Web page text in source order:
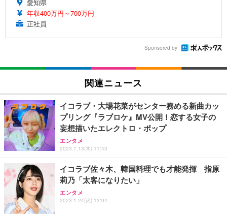
愛知県
年収400万円～700万円
正社員
Sponsored by
関連ニュース
イコラブ・大場花菜がセンター務める新曲カッ
プリング『ラブロケ』MV公開！恋する女子の
妄想描いたエレクトロ・ポップ
エンタメ
2023.7.13(木) 11:43
イコラブ佐々木、韓国料理でも才能発揮 指原
莉乃「太客になりたい」
エンタメ
2023.1.24(火) 13:04